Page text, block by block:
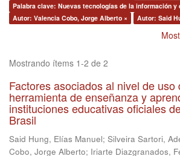
Palabra clave: Nuevas tecnologías de la información y
Autor: Valencia Cobo, Jorge Alberto ×
Autor: Said
Mostrando ítems 1-2 de 2
Factores asociados al nivel de
herramienta de enseñanza y
instituciones educativas oficiales
Brasil
Said Hung, Elías Manuel; Silveira Sartori,
Cobo, Jorge Alberto; Iriarte Diazgranados,